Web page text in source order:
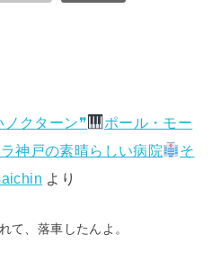
ノクターン❞
ポール・モー
神戸の素晴らしい病院
そ
より
て、落車したんよ。